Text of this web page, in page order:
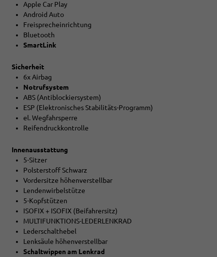
Apple Car Play
Android Auto
Freisprecheinrichtung
Bluetooth
SmartLink
Sicherheit
6x Airbag
Notrufsystem
ABS (Antiblockiersystem)
ESP (Elektronisches Stabilitäts-Programm)
el. Wegfahrsperre
Reifendruckkontrolle
Innenausstattung
5-Sitzer
Polsterstoff Schwarz
Vordersitze höhenverstellbar
Lendenwirbelstütze
5-Kopfstützen
ISOFIX + ISOFIX (Beifahrersitz)
MULTIFUNKTIONS-LEDERLENKRAD
Lederschalthebel
Lenksäule höhenverstellbar
Schaltwippen am Lenkrad